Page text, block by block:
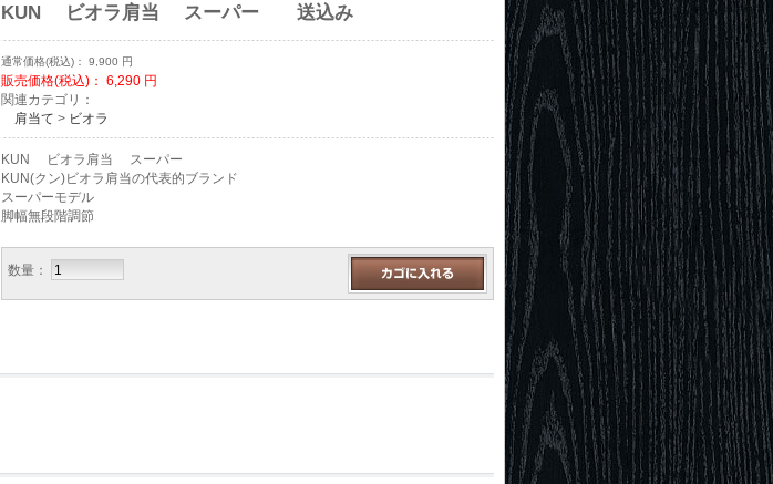
KUN ビオラ肩当 スーパー 送込み
通常価格(税込)： 9,900 円
販売価格(税込)： 6,290 円
関連カテゴリ：
肩当て > ビオラ
KUN ビオラ肩当 スーパー
KUN(クン)ビオラ肩当の代表的ブランド
スーパーモデル
脚幅無段階調節
数量：